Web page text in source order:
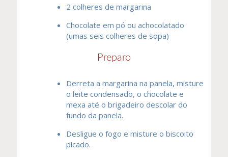
2 colheres de margarina
Chocolate em pó ou achocolatado
(umas seis colheres de sopa)
Preparo
Derreta a margarina na panela, misture
o leite condensado, o chocolate e
mexa até o brigadeiro descolar do
fundo da panela.
Desligue o fogo e misture o biscoito
picado.